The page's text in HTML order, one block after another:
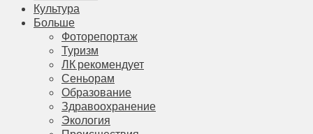
Культура
Больше
Фоторепортаж
Туризм
ЛК рекомендует
Сеньорам
Образование
Здравоохранение
Экология